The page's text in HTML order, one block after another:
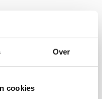
Over
cookies